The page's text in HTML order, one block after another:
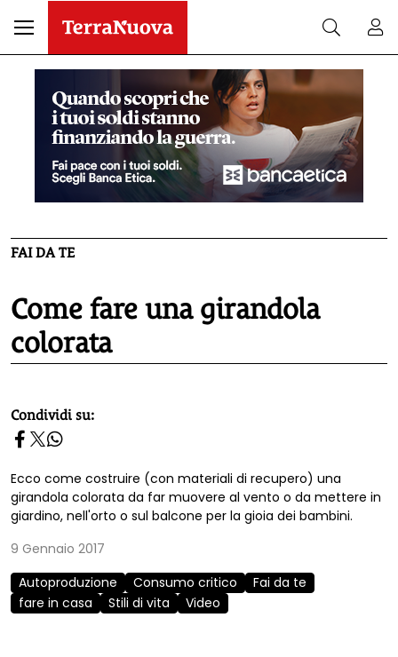
FAI DA TE
Come fare una girandola
colorata
homepage h2
Condividi su:
Ecco come costruire (con materiali di recupero) una
girandola colorata da far muovere al vento o da mettere in
giardino, nell'orto o sul balcone per la gioia dei bambini.
9 Gennaio 2017
Autoproduzione
Consumo critico
Fai da te
fare in casa
Stili di vita Video